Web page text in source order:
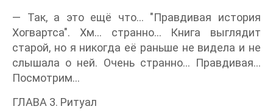
— Так, а это ещё что… "Правдивая история
Хогвартса". Хм… странно… Книга выглядит
старой, но я никогда её раньше не видела и не
слышала о ней. Очень странно… Правдивая…
Посмотрим…
ГЛАВА 3. Ритуал